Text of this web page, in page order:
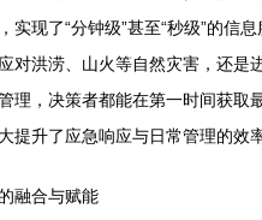
实现了“分钟级”甚至“秒级”的信息
对洪涝、山火等自然灾害，还是
理，决策者都能在第一时间获取
提升了应急响应与日常管理的效率
融合与赋能